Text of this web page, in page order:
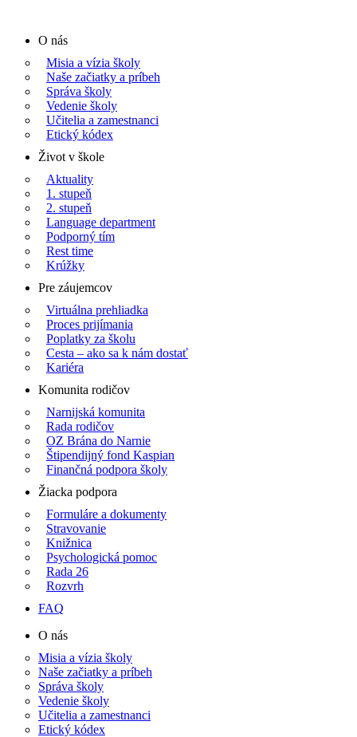
obsah
O nás
Misia a vízia školy
Naše začiatky a príbeh
Správa školy
Vedenie školy
Učitelia a zamestnanci
Etický kódex
Život v škole
Aktuality
1. stupeň
2. stupeň
Language department
Podporný tím
Rest time
Krúžky
Pre záujemcov
Virtuálna prehliadka
Proces prijímania
Poplatky za školu
Cesta – ako sa k nám dostať
Kariéra
Komunita rodičov
Narnijská komunita
Rada rodičov
OZ Brána do Narnie
Štipendijný fond Kaspian
Finančná podpora školy
Žiacka podpora
Formuláre a dokumenty
Stravovanie
Knižnica
Psychologická pomoc
Rada 26
Rozvrh
FAQ
O nás
Misia a vízia školy
Naše začiatky a príbeh
Správa školy
Vedenie školy
Učitelia a zamestnanci
Etický kódex